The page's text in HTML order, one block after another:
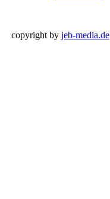
copyright by jeb-media.de